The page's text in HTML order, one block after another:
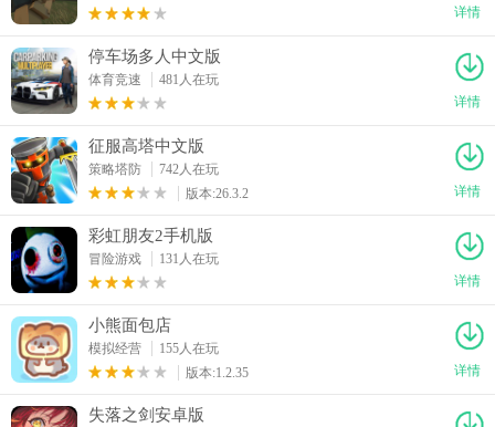
详情
停车场多人中文版
体育竞速
481人在玩
详情
征服高塔中文版
策略塔防
742人在玩
版本:26.3.2
详情
彩虹朋友2手机版
冒险游戏
131人在玩
详情
小熊面包店
模拟经营
155人在玩
版本:1.2.35
详情
失落之剑安卓版